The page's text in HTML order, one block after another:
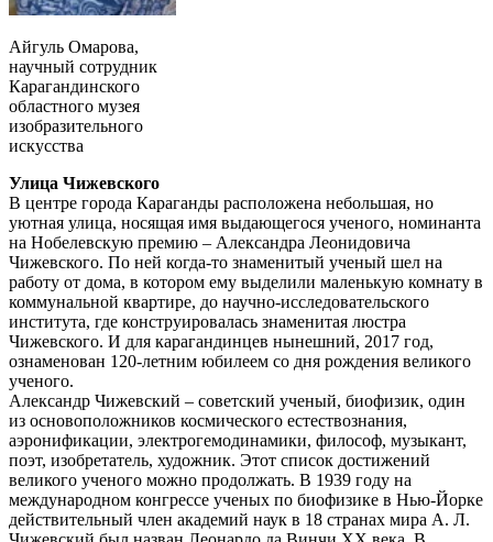
Айгуль Омарова,
научный сотрудник
Карагандинского
областного музея
изобразительного
искусства
Улица Чижевского
В центре города Караганды расположена небольшая, но
уютная улица, носящая имя выдающегося ученого, номинанта
на Нобелевскую премию – Александра Леонидовича
Чижевского. По ней когда-то знаменитый ученый шел на
работу от дома, в котором ему выделили маленькую комнату в
коммунальной квартире, до научно-исследовательского
института, где конструировалась знаменитая люстра
Чижевского. И для карагандинцев нынешний, 2017 год,
ознаменован 120-летним юбилеем со дня рождения великого
ученого.
Александр Чижевский – советский ученый, биофизик, один
из основоположников космического естествознания,
аэронификации, электрогемодинамики, философ, музыкант,
поэт, изобретатель, художник. Этот список достижений
великого ученого можно продолжать. В 1939 году на
международном конгрессе ученых по биофизике в Нью-Йорке
действительный член академий наук в 18 странах мира А. Л.